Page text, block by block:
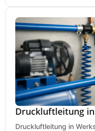
Druckluftleitung
Druckluftleitung in